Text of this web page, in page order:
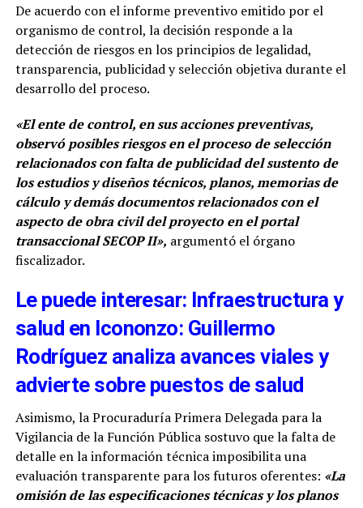
De acuerdo con el informe preventivo emitido por el
organismo de control, la decisión responde a la
detección de riesgos en los principios de legalidad,
transparencia, publicidad y selección objetiva durante el
desarrollo del proceso.
«El ente de control, en sus acciones preventivas,
observó posibles riesgos en el proceso de selección
relacionados con falta de publicidad del sustento de
los estudios y diseños técnicos, planos, memorias de
cálculo y demás documentos relacionados con el
aspecto de obra civil del proyecto en el portal
transaccional SECOP II», argumentó el órgano
fiscalizador.
Le puede interesar: Infraestructura y
salud en Icononzo: Guillermo
Rodríguez analiza avances viales y
advierte sobre puestos de salud
Asimismo, la Procuraduría Primera Delegada para la
Vigilancia de la Función Pública sostuvo que la falta de
detalle en la información técnica imposibilita una
evaluación transparente para los futuros oferentes: «La
omisión de las especificaciones técnicas y los planos